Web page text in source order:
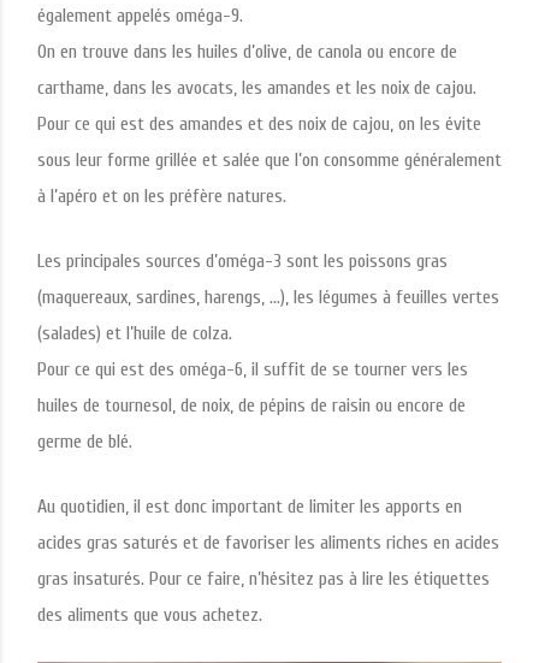
également appelés oméga-9.
On en trouve dans les huiles d’olive, de canola ou encore de
carthame, dans les avocats, les amandes et les noix de cajou.
Pour ce qui est des amandes et des noix de cajou, on les évite
sous leur forme grillée et salée que l’on consomme généralement
à l’apéro et on les préfère natures.
Les principales sources d’oméga-3 sont les poissons gras
(maquereaux, sardines, harengs, …), les légumes à feuilles vertes
(salades) et l’huile de colza.
Pour ce qui est des oméga-6, il suffit de se tourner vers les
huiles de tournesol, de noix, de pépins de raisin ou encore de
germe de blé.
Au quotidien, il est donc important de limiter les apports en
acides gras saturés et de favoriser les aliments riches en acides
gras insaturés. Pour ce faire, n’hésitez pas à lire les étiquettes
des aliments que vous achetez.